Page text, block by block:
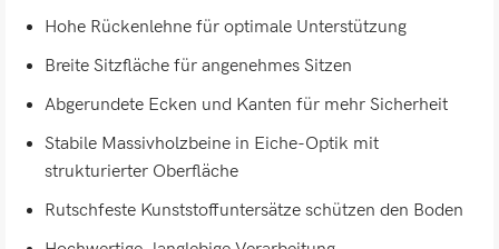
Hohe Rückenlehne für optimale Unterstützung
Breite Sitzfläche für angenehmes Sitzen
Abgerundete Ecken und Kanten für mehr Sicherheit
Stabile Massivholzbeine in Eiche-Optik mit
strukturierter Oberfläche
Rutschfeste Kunststoffuntersätze schützen den Boden